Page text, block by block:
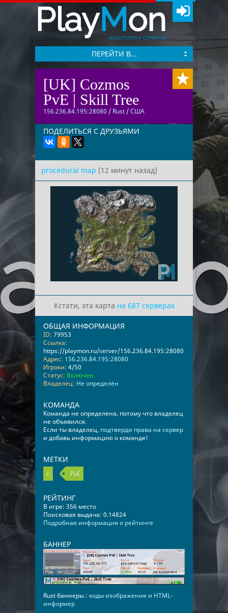
PlayMon
МОНИТОРИНГ СЕРВЕРОВ
ПЕРЕЙТИ В...
[UK] Cozmos
PvE | Skill Tree
156.236.84.195:28080 / Rust /США
ПОДЕЛИТЬСЯ С ДРУЗЬЯМИ
procedural map (12 минут назад)
Кстати, эта карта на 687 серверах
ОБЩАЯ ИНФОРМАЦИЯ
ID: 79953
Ссылка:
https://playmon.ru/server/156.236.84.195:28080
Адрес: 156.236.84.195:28080
Игроки: 4/50
Статус: Включен
Владелец: Не определён
КОМАНДА
Команда не определена, потому что владелец
не объявился.
Если ты владелец, подтверди права на сервер
и добавь информацию о команде!
МЕТКИ
+ PvE
РЕЙТИНГ
В игре: 356 место
Поисковая выдача: 0.14824
Подробная информация о рейтинге
БАННЕР
Rust баннеры : коды изображения и HTML-
информер